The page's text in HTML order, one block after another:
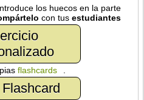
los huecos en la parte
con tusestudiantes
flashcards